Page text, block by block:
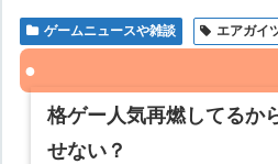
ゲームニュースや雑談 エアガイ
格ゲー人気再燃してるか
せない？